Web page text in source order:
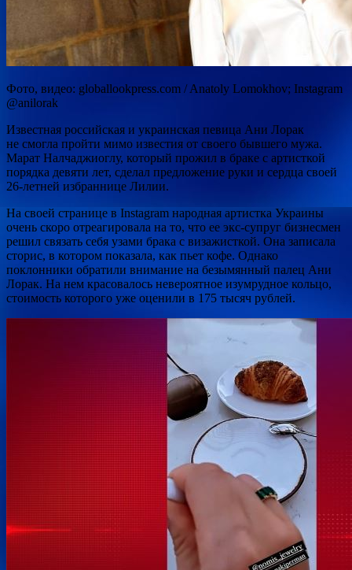
Фото, видео: globallookpress.com / Anatoly Lomokhov; Instagram
@anilorak
Известная российская и украинская певица Ани Лорак
не смогла пройти мимо известия от своего бывшего мужа.
Марат Налчаджиоглу, который прожил в браке с артисткой
порядка девяти лет, сделал предложение руки и сердца своей
26-летней избраннице Лилии.
На своей странице в Instagram народная артистка Украины
очень скоро отреагировала на то, что ее экс-супруг бизнесмен
решил связать себя узами брака с визажисткой. Она записала
сторис, в котором показала, как пьет кофе. Однако
поклонники обратили внимание на безымянный палец Ани
Лорак. На нем красовалось невероятное изумрудное кольцо,
стоимость которого уже оценили в 175 тысяч рублей.